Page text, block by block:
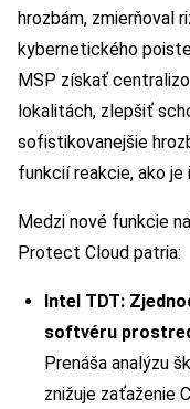
hrozbám, zmierňoval
kybernetického
MSP získať
lokalitách, zlepšiť
sofistikovanejšie
funkcií reakcie, ako je
Medzi nové funkcie
Protect Cloud patria:
Intel TDT:
softvéru
Prenáša analýzu
znižuje zaťaženie